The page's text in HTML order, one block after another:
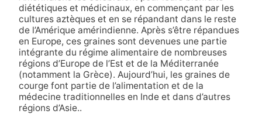
diététiques et médicinaux, en commençant par les
cultures aztèques et en se répandant dans le reste
de l’Amérique amérindienne. Après s’être répandues
en Europe, ces graines sont devenues une partie
intégrante du régime alimentaire de nombreuses
régions d’Europe de l’Est et de la Méditerranée
(notamment la Grèce). Aujourd’hui, les graines de
courge font partie de l’alimentation et de la
médecine traditionnelles en Inde et dans d’autres
régions d’Asie..